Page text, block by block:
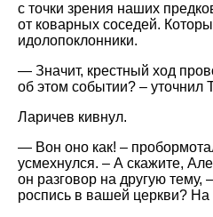
с точки зрения наших
от коварных соседей.
идолопоклонники.
— Значит, крестный ход
об этом событии? – уточнил
Ларичев кивнул.
— Вон оно как! –
усмехнулся. – А скажите,
он разговор на другую
роспись в вашей церкви? На